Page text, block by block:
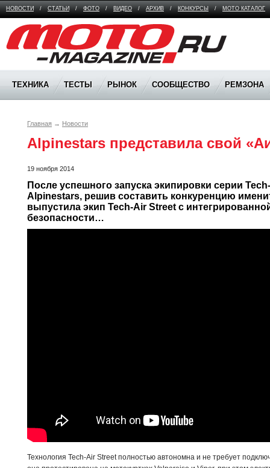
НОВОСТИ / СТАТЬИ / ФОТО / ВИДЕО / АРХИВ / КОНКУРСЫ / МОТО КАТАЛОГ
Moto Magazine
ТЕХНИКА ТЕСТЫ РЫНОК СООБЩЕСТВО РЕМЗОНА
Главная → Новости
Alpinestars представила свой
19 ноября 2014
После успешного запуска экипировки серии
Alpinestars, решив составить конкуренцию
выпустила экип Tech-Air Street с
безопасности…
Технология Tech-Air Street полностью автономна и не требует